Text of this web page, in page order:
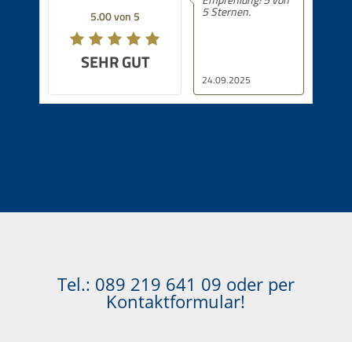
5.00 von 5
SEHR GUT
24.09.2025
5 Sternen.
Tel.: 089 219 641 09 oder per
Kontaktformular!